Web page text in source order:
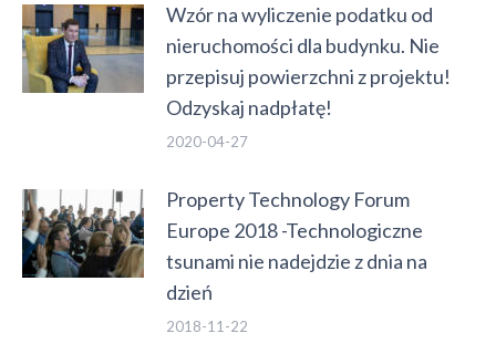
Wzór na wyliczenie podatku od
nieruchomości dla budynku. Nie
przepisuj powierzchni z projektu!
Odzyskaj nadpłatę!
2020-04-27
Property Technology Forum
Europe 2018 -Technologiczne
tsunami nie nadejdzie z dnia na
dzień
2018-11-22